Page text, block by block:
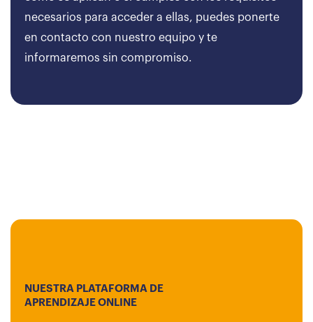
necesarios para acceder a ellas, puedes ponerte
en contacto con nuestro equipo y te
informaremos sin compromiso.
NUESTRA PLATAFORMA DE
APRENDIZAJE ONLINE